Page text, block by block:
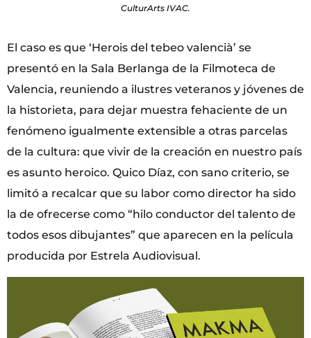
CulturArts IVAC.
El caso es que ‘Herois del tebeo valencià’ se
presentó en la Sala Berlanga de la Filmoteca de
Valencia, reuniendo a ilustres veteranos y jóvenes de
la historieta, para dejar muestra fehaciente de un
fenómeno igualmente extensible a otras parcelas
de la cultura: que vivir de la creación en nuestro país
es asunto heroico. Quico Díaz, con sano criterio, se
limitó a recalcar que su labor como director ha sido
la de ofrecerse como “hilo conductor del talento de
todos esos dibujantes” que aparecen en la película
producida por Estrela Audiovisual.